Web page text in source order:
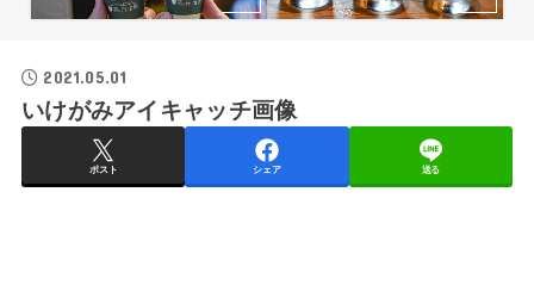
2021.05.01
いけがみアイキャッチ画像
ポスト シェア 送る